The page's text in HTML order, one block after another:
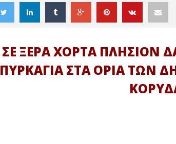
ΣΕ ΞΕΡΑ ΧΟΡΤΑ ΠΛΗΣΙΟΝ
ΠΥΡΚΑΓΙΑ ΣΤΑ ΟΡΙΑ ΤΩΝ